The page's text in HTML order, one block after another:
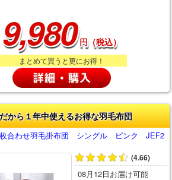
9,980 円（税込）
まとめて買うと更にお得！
から１年中使えるお得な羽毛布団
合わせ羽毛掛布団 シングル ピンク JEF2
(4.66)
08月12日お届け可能